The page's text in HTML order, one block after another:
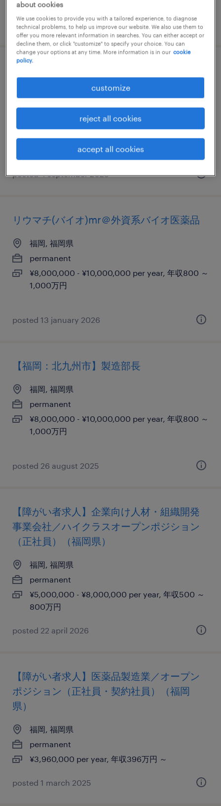
posted 3 june 2026
福岡, 福岡県
¥5,000,000 - ¥10,000,000 per year, 年収500 ～
posted 4 september 2023
リウマチ(バイオ)mr＠外資系バイオ医薬品
福岡, 福岡県
permanent
¥8,000,000 - ¥10,000,000 per year, 年収800 ～
1,000万円
posted 13 january 2026
【福岡：北九州市】製造部長
福岡, 福岡県
permanent
¥8,000,000 - ¥10,000,000 per year, 年収800 ～
1,000万円
posted 26 august 2025
【障がい者求人】企業向け人材・組織開発
事業会社／ハイクラスオープンポジション
（正社員）（福岡県）
福岡, 福岡県
permanent
¥5,000,000 - ¥8,000,000 per year, 年収500 ～
800万円
posted 22 april 2026
【障がい者求人】医薬品製造業／オープン
ポジション（正社員・契約社員）（福岡
県）
福岡, 福岡県
permanent
¥3,960,000 per year, 年収396万円 ～
posted 1 march 2025
about cookies
We use cookies to provide you with a tailored experience, to diagnose
technical problems, to help us improve our website. We also use them to
offer you more relevant information in searches. You can either accept or
decline them, or click "customize" to specify your choice. You can
change your options at any time. More information is in our cookie
policy.
customize
reject all cookies
accept all cookies